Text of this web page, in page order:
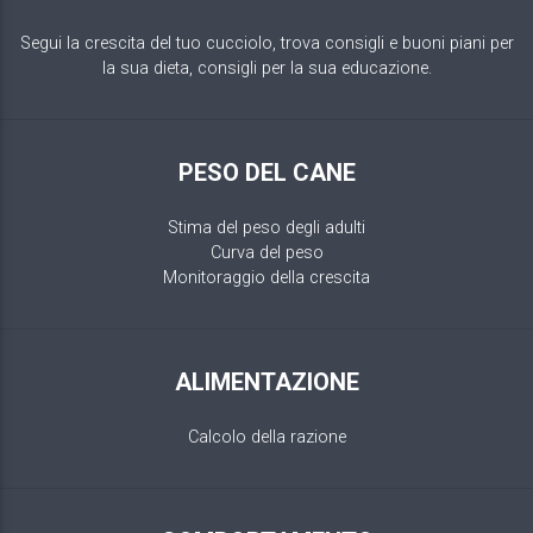
Segui la crescita del tuo cucciolo, trova consigli e buoni piani per
la sua dieta, consigli per la sua educazione.
PESO DEL CANE
Stima del peso degli adulti
Curva del peso
Monitoraggio della crescita
ALIMENTAZIONE
Calcolo della razione